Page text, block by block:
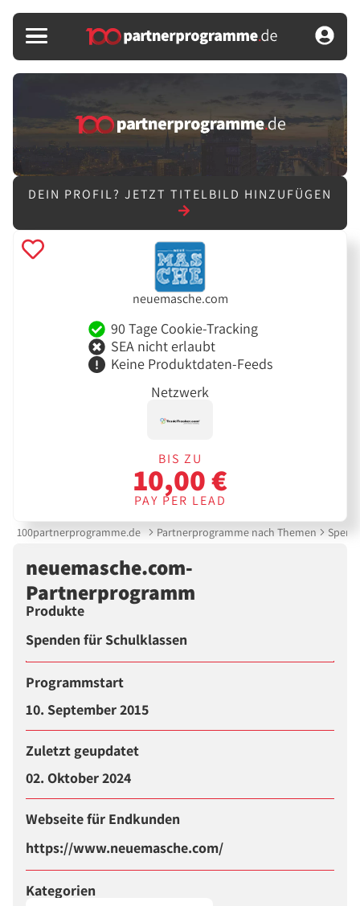
DEIN PROFIL? JETZT TITELBILD HINZUFÜGEN
neuemasche.com
90 Tage Cookie-Tracking
SEA nicht erlaubt
Keine Produktdaten-Feeds
Netzwerk
BIS ZU
10,00 €
PAY PER LEAD
100partnerprogramme.de Partnerprogramme nach Themen
neuemasche.com-
Partnerprogramm
Produkte
Spenden für Schulklassen
Programmstart
10. September 2015
Zuletzt geupdatet
02. Oktober 2024
Webseite für Endkunden
https://www.neuemasche.com/
Kategorien